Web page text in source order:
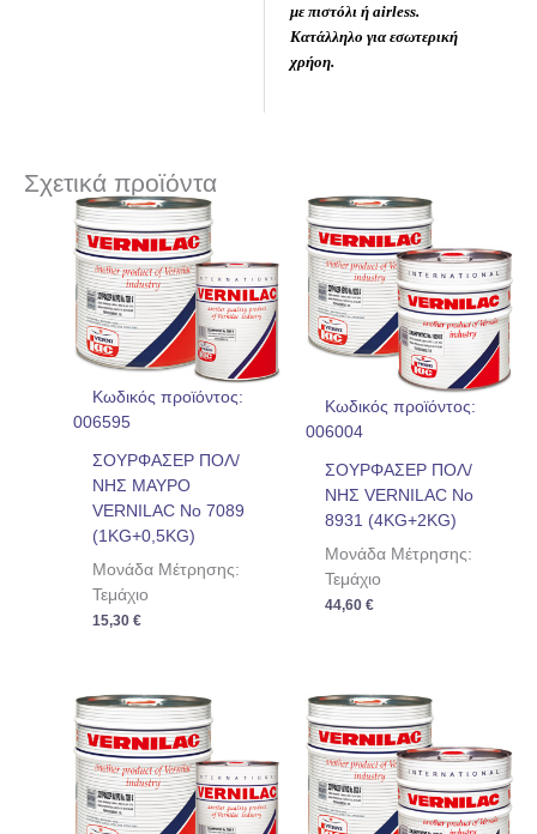
με πιστόλι ή airless.
Κατάλληλο για εσωτερική
χρήοη.
Σχετικά προϊόντα
Κωδικός προϊόντος:
006595
ΣΟΥΡΦΑΣΕΡ ΠΟΛ/
ΝΗΣ ΜΑΥΡΟ
VERNILAC No 7089
(1KG+0,5KG)
Μονάδα Μέτρησης:
Τεμάχιο
15,30€
Κωδικός προϊόντος:
006004
ΣΟΥΡΦΑΣΕΡ ΠΟΛ/
ΝΗΣ VERNILAC No
8931 (4KG+2KG)
Μονάδα Μέτρησης:
Τεμάχιο
44,60 €